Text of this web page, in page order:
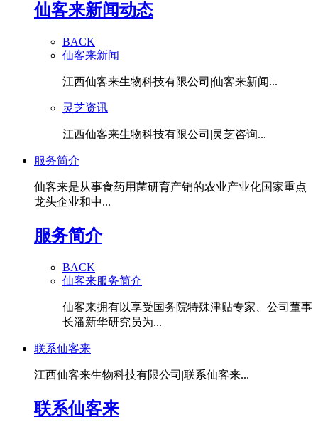
仙客来新闻动态
BACK
仙客来新闻
江西仙客来生物科技有限公司|仙客来新闻...
灵芝资讯
江西仙客来生物科技有限公司|灵芝咨询...
服务简介
仙客来是从事食药用菌研育产销的农业产业化国家重点
龙头企业和中...
服务简介
BACK
仙客来服务简介
仙客来拥有以享受国务院特殊津贴专家、公司董事
长潘新华研究员为...
联系仙客来
江西仙客来生物科技有限公司|联系仙客来...
联系仙客来